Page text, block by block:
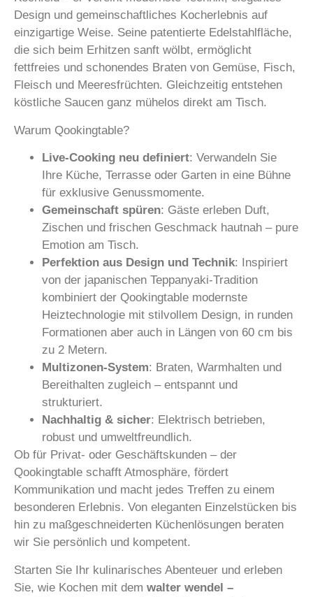
Design und gemeinschaftliches Kocherlebnis auf
einzigartige Weise. Seine patentierte Edelstahlfläche,
die sich beim Erhitzen sanft wölbt, ermöglicht
fettfreies und schonendes Braten von Gemüse, Fisch,
Fleisch und Meeresfrüchten. Gleichzeitig entstehen
köstliche Saucen ganz mühelos direkt am Tisch.
Warum Qookingtable?
Live-Cooking neu definiert: Verwandeln Sie
Ihre Küche, Terrasse oder Garten in eine Bühne
für exklusive Genussmomente.
Gemeinschaft spüren: Gäste erleben Duft,
Zischen und frischen Geschmack hautnah – pure
Emotion am Tisch.
Perfektion aus Design und Technik: Inspiriert
von der japanischen Teppanyaki-Tradition
kombiniert der Qookingtable modernste
Heiztechnologie mit stilvollem Design, in runden
Formationen aber auch in Längen von 60 cm bis
zu 2 Metern.
Multizonen-System: Braten, Warmhalten und
Bereithalten zugleich – entspannt und
strukturiert.
Nachhaltig & sicher: Elektrisch betrieben,
robust und umweltfreundlich.
Ob für Privat- oder Geschäftskunden – der
Qookingtable schafft Atmosphäre, fördert
Kommunikation und macht jedes Treffen zu einem
besonderen Erlebnis. Von eleganten Einzelstücken bis
hin zu maßgeschneiderten Küchenlösungen beraten
wir Sie persönlich und kompetent.
Starten Sie Ihr kulinarisches Abenteuer und erleben
Sie, wie Kochen mit dem walter wendel –